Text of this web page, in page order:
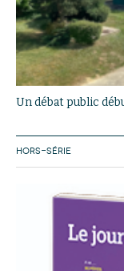
Un débat public
HORS-SÉRIE